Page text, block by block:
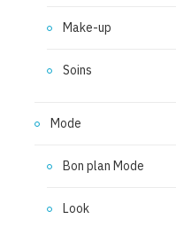
Make-up
Soins
Mode
Bon plan Mode
Look